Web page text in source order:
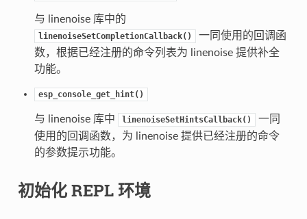
与 linenoise 库中的
linenoiseSetCompletionCallback()
一同使用的回调函
数，根据已经注册的命令列表为 linenoise 提供补全
功能。
esp_console_get_hint()
与 linenoise 库中 linenoiseSetHintsCallback()
一同
使用的回调函数，为 linenoise 提供已经注册的命令
的参数提示功能。
初始化 REPL 环境